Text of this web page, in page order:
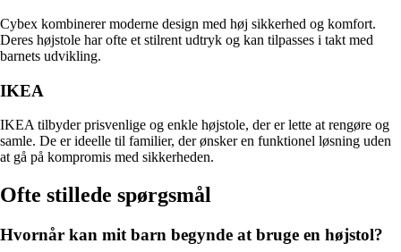
Cybex kombinerer moderne design med høj sikkerhed og komfort.
Deres højstole har ofte et stilrent udtryk og kan tilpasses i takt med
barnets udvikling.
IKEA
IKEA tilbyder prisvenlige og enkle højstole, der er lette at rengøre og
samle. De er ideelle til familier, der ønsker en funktionel løsning uden
at gå på kompromis med sikkerheden.
Ofte stillede spørgsmål
Hvornår kan mit barn begynde at bruge en højstol?